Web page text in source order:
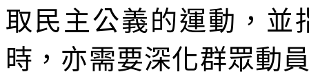
取民主公義的運動，並
時，亦需要深化群眾動